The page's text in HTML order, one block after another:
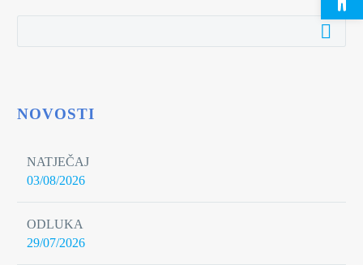
NOVOSTI
NATJEČAJ
03/08/2026
ODLUKA
29/07/2026